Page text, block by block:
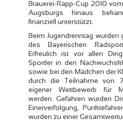
Brauerei-Rapp-Cup 2010
Augsburgs hinaus
finanziell unterstützt.
Beim Jugendrenntag wurden
des Bayerischen
Erfreulich ist vor allen
Sportler in den
sowie bei den Mädchen der
durch die Teilnahme von
eigener Wettbewerb für
werden. Gefahren wurden
Einerverfolgung,
wurden zu einer